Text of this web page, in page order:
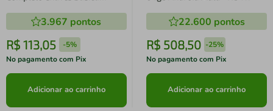
3.967 pontos
R$ 113,05 -5%
No pagamento com Pix
Adicionar ao carrinho
22.600 pontos
R$ 508,50 -25%
No pagamento com Pix
Adicionar ao carrinho